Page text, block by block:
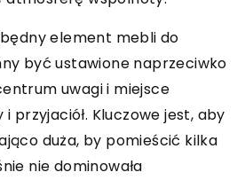
element mebli do
być ustawione naprzeciwko
uwagi i miejsce
przyjaciół. Kluczowe jest, aby
duża, by pomieścić kilka
nie dominowała